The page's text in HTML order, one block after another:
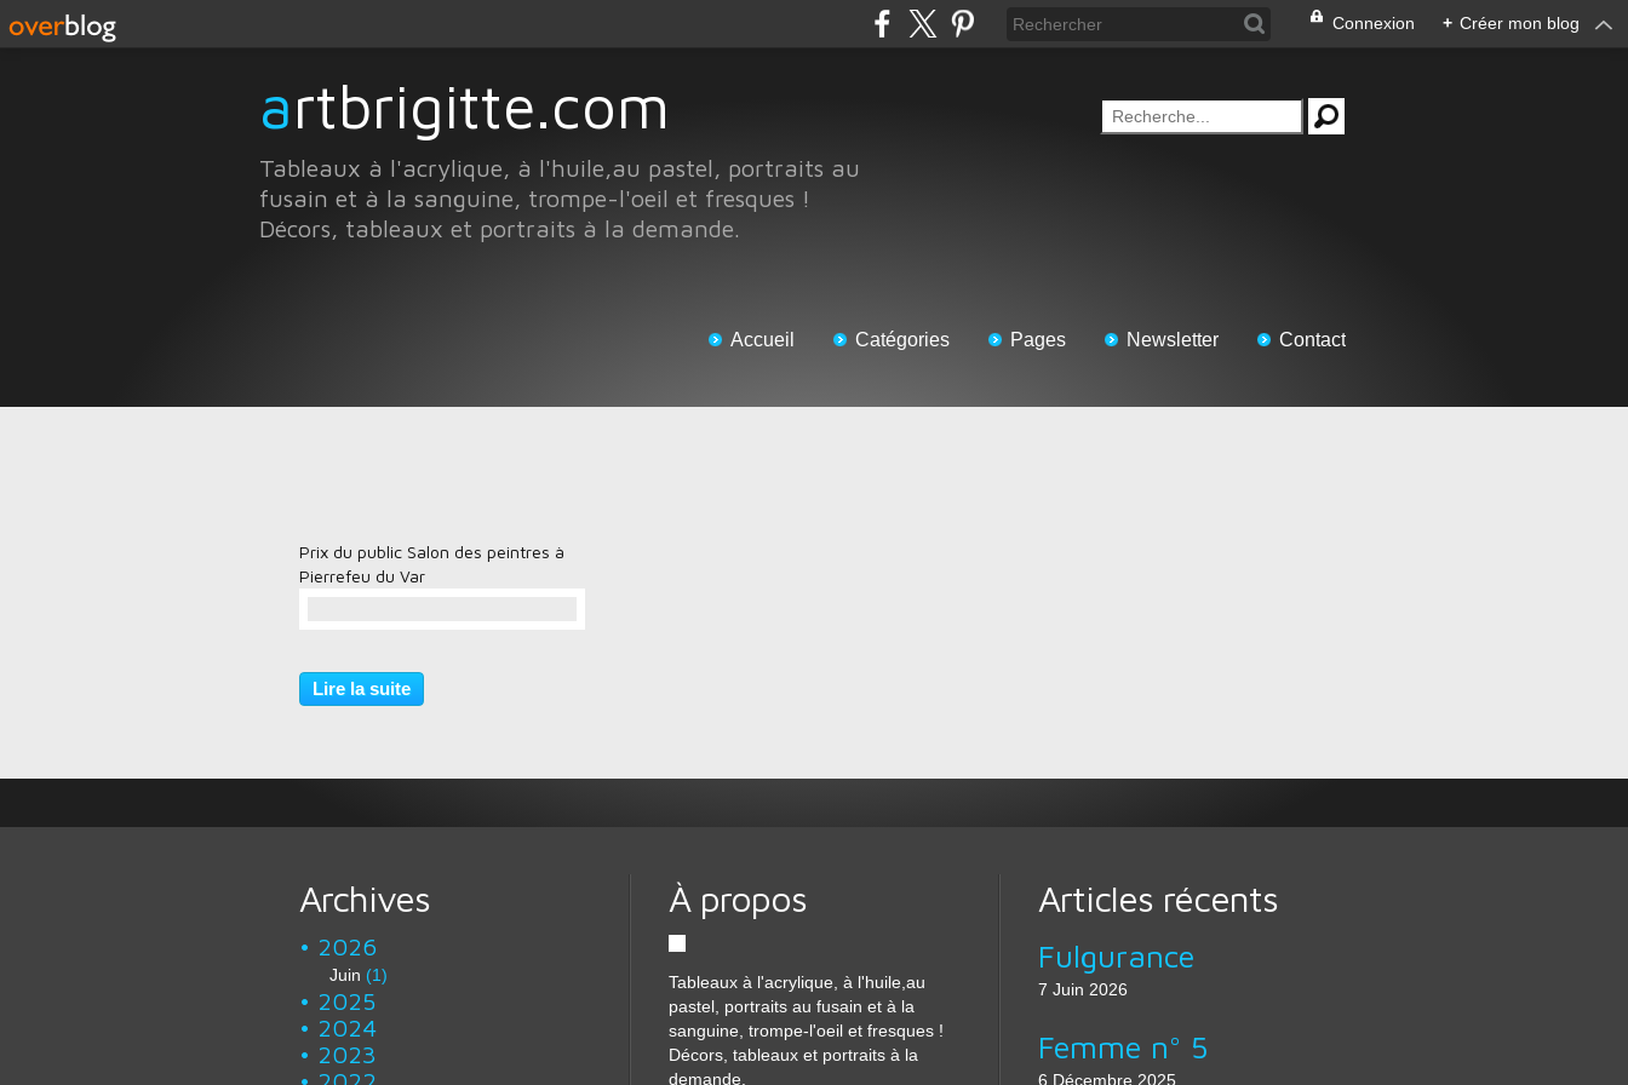
Connexion + Créer mon blog
artbrigitte.com
Tableaux à l'acrylique, à l'huile,au pastel, portraits au
fusain et à la sanguine, trompe-l'oeil et fresques !
Décors, tableaux et portraits à la demande.
Accueil Catégories Pages Newsletter Contact
Prix du public Salon des peintres à
Pierrefeu du Var
Lire la suite
Archives
2026
Juin (1)
2025
2024
2023
À propos
Tableaux à l'acrylique, à l'huile,au
pastel, portraits au fusain et à la
sanguine, trompe-l'oeil et fresques !
Décors, tableaux et portraits à la
demande.
Articles récents
Fulgurance
7 Juin 2026
Femme n° 5
6 Décembre 2025